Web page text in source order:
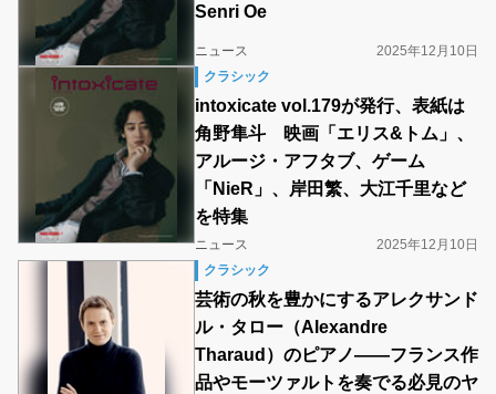
Senri Oe
ニュース
2025年12月10日
クラシック
intoxicate vol.179が発行、表紙は
角野隼斗 映画「エリス&トム」、
アルージ・アフタブ、ゲーム
「NieR」、岸田繁、大江千里など
を特集
ニュース
2025年12月10日
クラシック
芸術の秋を豊かにするアレクサンド
ル・タロー（Alexandre
Tharaud）のピアノ――フランス作
品やモーツァルトを奏でる必見のヤ